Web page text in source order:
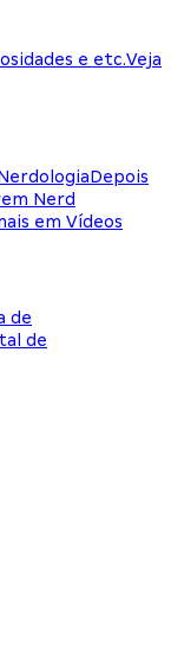
e etc.Veja
Depois
Nerd
em Vídeos
de
de